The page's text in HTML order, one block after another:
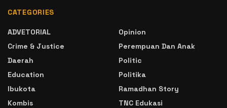
CATEGORIES
ADVETORIAL
Crime & Justice
Daerah
Education
Ibukota
Kombis
Opinion
Perempuan Dan Anak
Politic
Politika
Ramadhan Story
TNC Edukasi